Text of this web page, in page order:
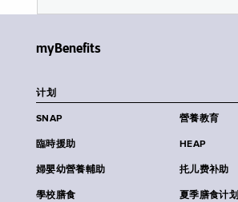
myBenefits
计划
SNAP 營養教育
臨時援助 HEAP
婦嬰幼營養輔助 扥儿费补助
學校膳食 夏季膳食计划